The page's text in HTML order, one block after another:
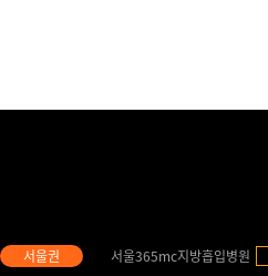
서울365mc지방흡입병원